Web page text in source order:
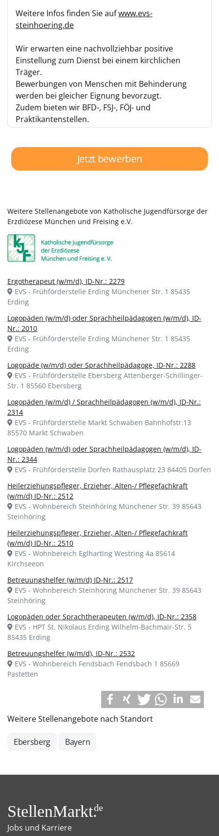
Weitere Infos finden Sie aufwww.evs-
steinhoering.de
Wir erwarten eine nachvollziehbar positive
Einstellung zum Dienst bei einem kirchlichen
Träger.
Bewerbungen von Menschen mit Behinderung
werden bei gleicher Eignung bevorzugt.
Zudem bieten wir BFD-, FSJ-, FÖJ- und
Praktikantenstellen.
Jetzt bewerben
Weitere Stellenangebote von Katholische Jugendfürsorge der
Erzdiözese München und Freising e.V.
Ergotherapeut (w/m/d), ID-Nr.: 2279
EVS - Frühförderstelle Erding Münchener Str. 1 85435
Erding
Logopäden (w/m/d) oder Sprachheilpädagogen (w/m/d), ID-
Nr.: 2010
EVS - Frühförderstelle Erding Münchener Str. 1 85435
Erding
Logopäde (w/m/d) oder Sprachheilpädagoge, ID-Nr.: 2288
EVS - Frühförderstelle Ebersberg Attenberger-Schillinger-
Str. 1 85560 Ebersberg
Logopäden (w/m/d) / Sprachheilpädagogen (w/m/d), ID-Nr.:
2314
EVS - Frühförderstelle Markt Schwaben Bahnhofstr.13
85570 Markt Schwaben
Logopäden (w/m/d) oder Sprachheilpädagogen (w/m/d), ID-
Nr.: 2344
EVS - Frühförderstelle Dorfen Rathausplatz 23 84405 Dorfen
Heilerziehungspfleger, Erzieher, Alten-/ Pflegefachkraft
(w/m/d) ID-Nr.: 2512
EVS - Wohnbereich Steinhöring Münchener Str. 39 85643
Steinhöring
Heilerziehungspfleger, Erzieher, Alten-/ Pflegefachkraft
(w/m/d) ID-Nr.: 2510
EVS - Wohnbereich Eglharting Westring 4a 85614
Kirchseeon
Betreuungshelfer (w/m/d) ID-Nr.: 2517
EVS - Wohnbereich Steinhöring Münchener Str. 39 85643
Steinhöring
Logopäden oder Sprachtherapeuten (w/m/d), ID-Nr.: 2358
EVS - HPT St. Nikolaus Erding Wilhelm-Bachmair-Str. 5
85435 Erding
Betreuungshelfer (w/m/d), ID-Nr.: 2532
EVS - Wohnbereich Fendsbach Fendsbach 1 85669
Pastetten
Weitere Stellenangebote nach Standort
Ebersberg Bayern
StellenMarkt.de
Jobs und Karriere